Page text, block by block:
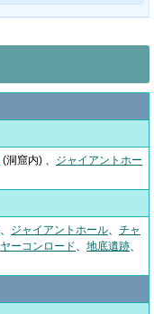
(洞窟内) 、 ジャイアントホー
、 ジャイアントホール、 チャ
ヤーコンロード、 地底遺跡、